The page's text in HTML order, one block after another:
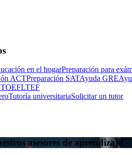
en el hogarPreparación para
ACTPreparación SATAyuda GRE
TOEFLTEF
Tutoría universitariaSolicitar un tutor
asesores de aprendizaje